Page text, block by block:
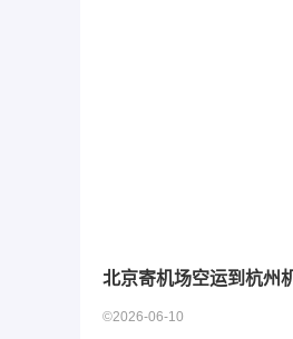
北京寄机场空运到杭州
©2026-06-10